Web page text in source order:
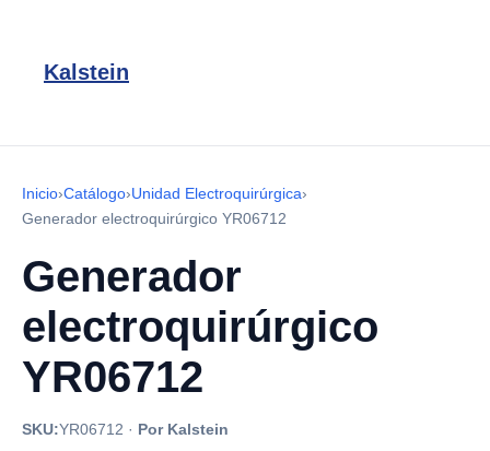
Kalstein
Inicio›Catálogo›Unidad Electroquirúrgica›
Generador electroquirúrgico YR06712
Generador
electroquirúrgico
YR06712
SKU:YR06712 · Por Kalstein